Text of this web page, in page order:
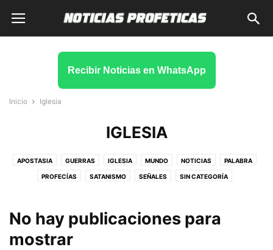
Recibir Noticias en WhatsApp
Inicio Iglesia
IGLESIA
APOSTASIA GUERRAS IGLESIA MUNDO NOTICIAS PALABRA
PROFECÍAS SATANISMO SEÑALES SIN CATEGORÍA
No hay publicaciones para
mostrar